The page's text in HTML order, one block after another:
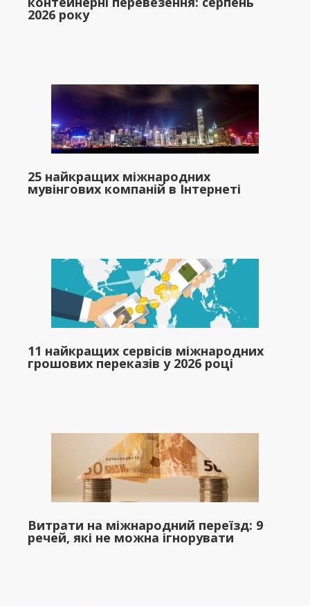
2026 року
25 найкращих міжнародних
мувінгових компаній в Інтернеті
11 найкращих сервісів міжнародних
грошових переказів у 2026 році
Витрати на міжнародний переїзд: 9
речей, які не можна ігнорувати